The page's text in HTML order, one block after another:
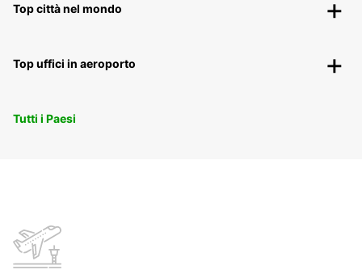
Top città nel mondo
Top uffici in aeroporto
Tutti i Paesi